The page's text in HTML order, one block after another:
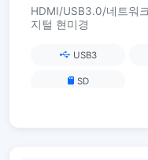
HDMI/USB3.0/네트워
지털 현미경
USB3
SD